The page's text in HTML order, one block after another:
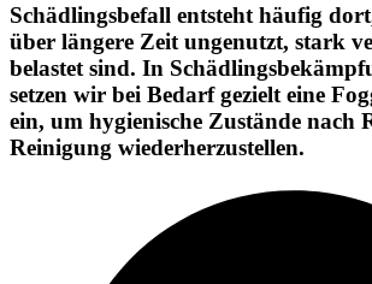
Schädlingsbefall entsteht häufig
über längere Zeit ungenutzt, stark
belastet sind. In
setzen wir bei Bedarf gezielt eine
ein, um hygienische Zustände nach
Reinigung wiederherzustellen.